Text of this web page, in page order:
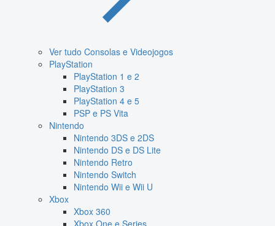
Ver tudo Consolas e Videojogos
PlayStation
PlayStation 1 e 2
PlayStation 3
PlayStation 4 e 5
PSP e PS Vita
Nintendo
Nintendo 3DS e 2DS
Nintendo DS e DS Lite
Nintendo Retro
Nintendo Switch
Nintendo Wii e Wii U
Xbox
Xbox 360